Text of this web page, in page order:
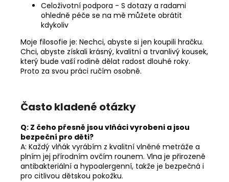
Celoživotní podpora - S dotazy a radami
ohledně péče se na mě můžete obrátit
kdykoliv
Moje filosofie je: Nechci, abyste si jen koupili hračku.
Chci, abyste získali krásný, kvalitní a trvanlivý kousek,
který bude vaší rodině dělat radost dlouhé roky.
Proto za svou práci ručím osobně.
Často kladené otázky
Q: Z čeho přesně jsou vlňáci vyrobeni a jsou
bezpeční pro děti?
A: Každý vlňák vyrábím z kvalitní vlněné metráže a
plním jej přírodním ovčím rounem. Vlna je přirozeně
antibakteriální a hypoalergenní, takže je bezpečná i
pro citlivou dětskou pokožku.